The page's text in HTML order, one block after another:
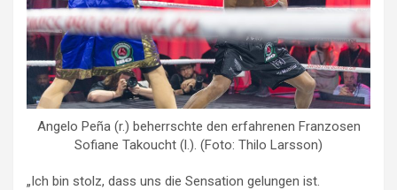
Angelo Peña (r.) beherrschte den erfahrenen Franzosen
Sofiane Takoucht (l.). (Foto: Thilo Larsson)
„Ich bin stolz, dass uns die Sensation gelungen ist.